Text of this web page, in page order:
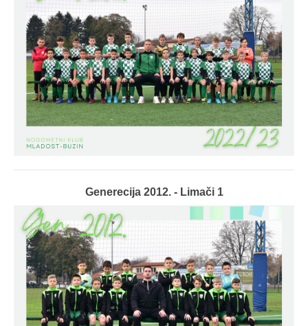
Generecija 2012. - Limači 1